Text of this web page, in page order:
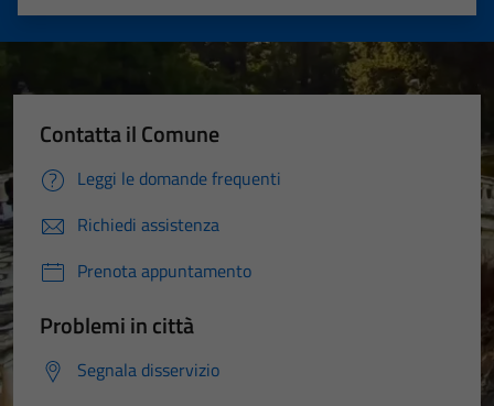
Valuta 5 stelle su 5
Valuta 4 stelle su 5
Valuta 3 stelle su 5
Valuta 2 stelle su 5
Valuta 1 stelle su 5
Contatta il Comune
Leggi le domande frequenti
Richiedi assistenza
Prenota appuntamento
Problemi in città
Segnala disservizio